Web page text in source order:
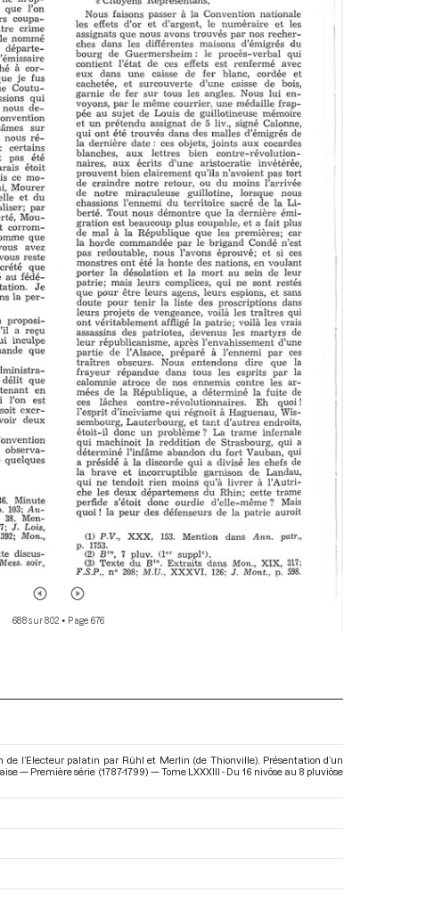
688 sur 802 • Page 676
l’Electeur palatin par Rühl et Merlin (de Thionville). Présentation d’un
— Première série (1787-1799) — Tome LXXXIII - Du 16 nivôse au 8 pluviôse